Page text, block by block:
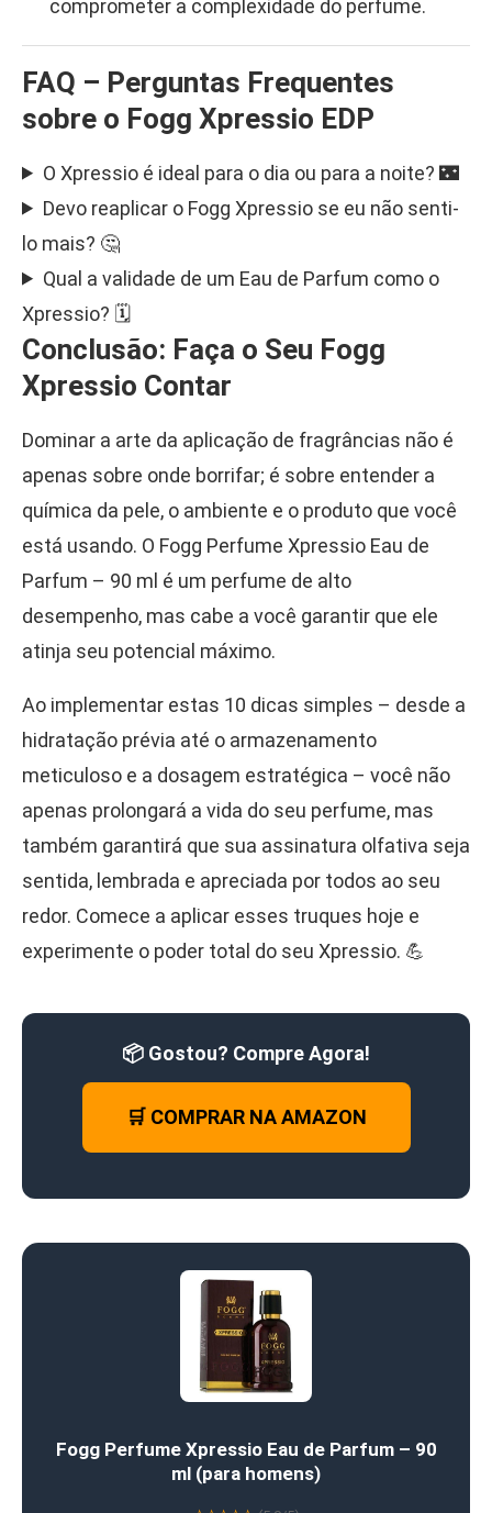
comprometer a complexidade do perfume.
FAQ – Perguntas Frequentes
sobre o Fogg Xpressio EDP
O Xpressio é ideal para o dia ou para a noite? 🌃
Devo reaplicar o Fogg Xpressio se eu não senti-
lo mais? 🤔
Qual a validade de um Eau de Parfum como o
Xpressio? 🗓️
Conclusão: Faça o Seu Fogg
Xpressio Contar
Dominar a arte da aplicação de fragrâncias não é
apenas sobre onde borrifar; é sobre entender a
química da pele, o ambiente e o produto que você
está usando. O Fogg Perfume Xpressio Eau de
Parfum – 90 ml é um perfume de alto
desempenho, mas cabe a você garantir que ele
atinja seu potencial máximo.
Ao implementar estas 10 dicas simples – desde a
hidratação prévia até o armazenamento
meticuloso e a dosagem estratégica – você não
apenas prolongará a vida do seu perfume, mas
também garantirá que sua assinatura olfativa seja
sentida, lembrada e apreciada por todos ao seu
redor. Comece a aplicar esses truques hoje e
experimente o poder total do seu Xpressio. 💪
📦 Gostou? Compre Agora!
🛒 COMPRAR NA AMAZON
Fogg Perfume Xpressio Eau de Parfum – 90
ml (para homens)